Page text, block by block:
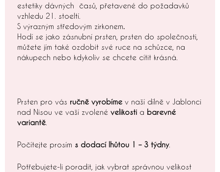
estetiky dávných časů, přetavené do požadavků
vzhledu 21. stoeltí.
S výrazným středovým zirkonem.
Hodí se jako zásnubní prsten, prsten do společnosti,
můžete jím také ozdobit své ruce na schůzce, na
nákupech nebo kdykoliv se chcete cítit krásná.
Prsten pro vás ručně vyrobíme v naší dílně v Jablonci
nad Nisou ve vaší zvolené velikosti a barevné
variantě
Počítejte prosím s dodací lhůtou 1 – 3 týdny.
Potřebujete-li poradit, jak vybrat správnou velikost